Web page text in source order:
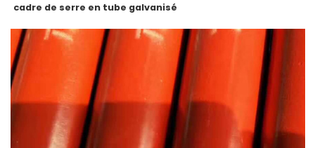
cadre de serre en tube galvanisé